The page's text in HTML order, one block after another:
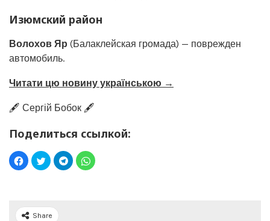
Изюмский район
Волохов Яр (Балаклейская громада) — поврежден
автомобиль.
Читати цю новину українською →
🖋️ Сергій Бобок 🖋️
Поделиться ссылкой:
Share